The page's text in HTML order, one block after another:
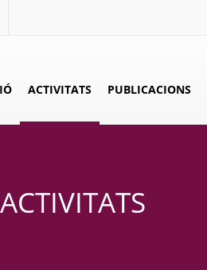
ACTIVITATS PUBLICACIONS
ACTIVITATS